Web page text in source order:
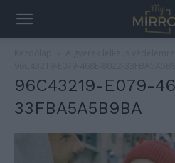
96C43219-E079-
33FBA5A5B9BA